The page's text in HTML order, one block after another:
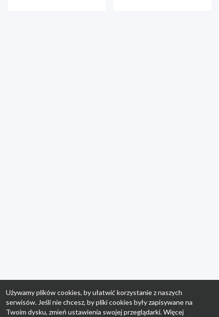
Używamy plików cookies, by ułatwić korzystanie z naszych
serwisów. Jeśli nie chcesz, by pliki cookies były zapisywane na
Twoim dysku, zmień ustawienia swojej przeglądarki. Więcej